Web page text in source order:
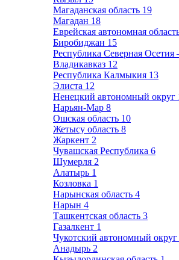
Магаданская область 19
Магадан 18
Еврейская автономная
Биробиджан 15
Республика Северная
Владикавказ 12
Республика Калмыкия 13
Элиста 12
Ненецкий автономный округ
Нарьян-Мар 8
Ошская область 10
Жетысу область 8
Жаркент 2
Чувашская Республика 6
Шумерля 2
Алатырь 1
Козловка 1
Нарынская область 4
Нарын 4
Ташкентская область 3
Газалкент 1
Чукотский автономный округ
Анадырь 2